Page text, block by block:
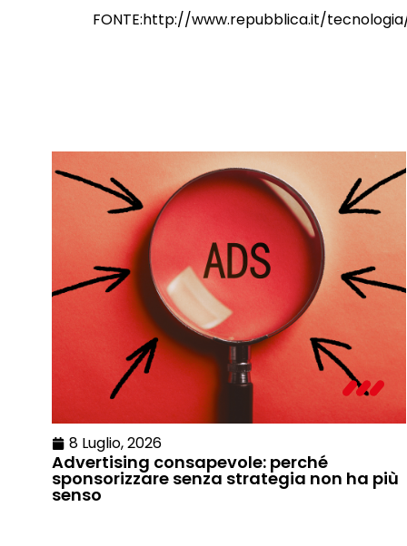
FONTE:http://www.repubblica.it/
8 Luglio, 2026
Advertising consapevole: perché
sponsorizzare senza strategia non ha più
senso